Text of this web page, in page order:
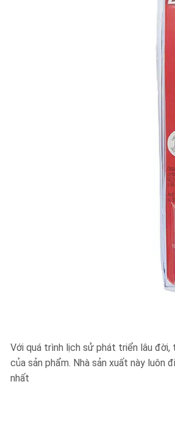
Với quá trình lịch sử phát triển lâu
của sản phẩm. Nhà sản xuất này
nhất